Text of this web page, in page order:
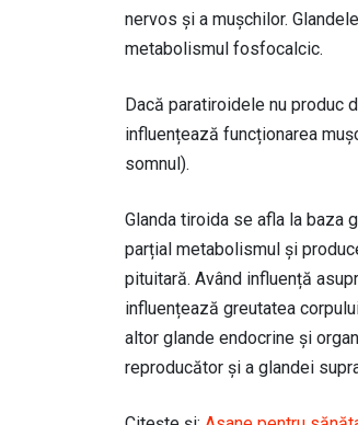
nervos și a mușchilor.
metabolismul fosfocalcic.
Dacă paratiroidele nu produc
influențează funcționarea
somnul).
Glanda tiroida se afla la baza
parțial metabolismul și
pituitară. Având influență
influențează greutatea
altor glande endocrine și
reproducător și a glandei